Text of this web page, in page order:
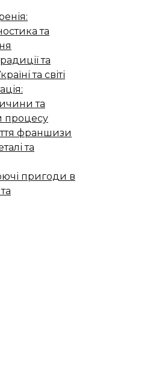
та
та
та світі
та
процесу
франшизи
та
пригоди в